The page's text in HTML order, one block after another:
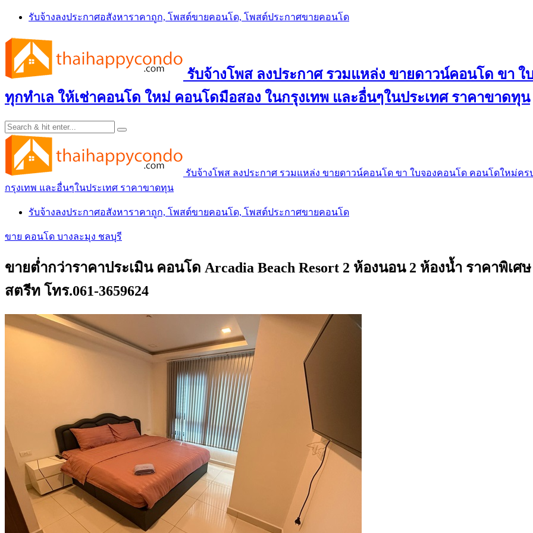
Skip
content
รับจ้างลงประกาศอสังหาราคาถูก, โพสต์ขายคอนโด, โพสต์ประกาศขายคอนโด
รับจ้างโพส ลงประกาศ รวมแหล่ง ขายดาวน์คอนโด ขา
ทุกทำเล ให้เช่าคอนโด ใหม่ คอนโดมือสอง ในกรุงเทพ และอื่นๆในประเทศ ราคาขาดทุน
รับจ้างโพส ลงประกาศ รวมแหล่ง ขายดาวน์คอนโด ขา ใบจองคอนโด คอนโดใหม่ค
กรุงเทพ และอื่นๆในประเทศ ราคาขาดทุน
รับจ้างลงประกาศอสังหาราคาถูก, โพสต์ขายคอนโด, โพสต์ประกาศขายคอนโด
ขาย คอนโด บางละมุง ชลบุรี
ขายต่ำกว่าราคาประเมิน คอนโด Arcadia Beach Resort 2 ห้องนอน 2 ห้องน้ำ ราคาพิเศ
สตรีท โทร.061-3659624